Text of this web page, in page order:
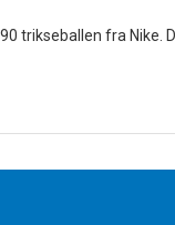
trikseballen fra